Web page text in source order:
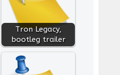
Tron Legacy,
bootleg trailer